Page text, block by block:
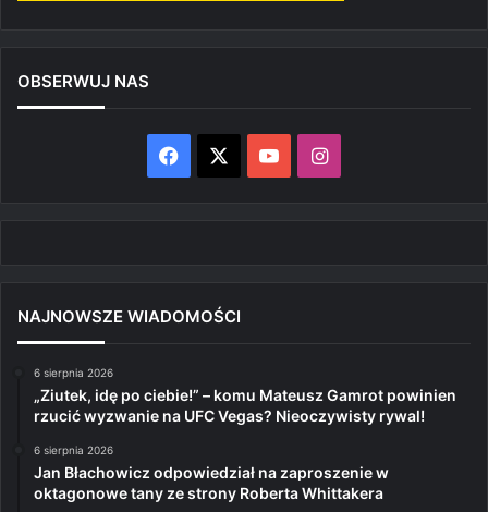
OBSERWUJ NAS
Facebook YouTubeInstagram
NAJNOWSZE WIADOMOŚCI
6 sierpnia 2026
„Ziutek, idę po ciebie!” – komu Mateusz Gamrot powinien
rzucić wyzwanie na UFC Vegas? Nieoczywisty rywal!
6 sierpnia 2026
Jan Błachowicz odpowiedział na zaproszenie w
oktagonowe tany ze strony Roberta Whittakera